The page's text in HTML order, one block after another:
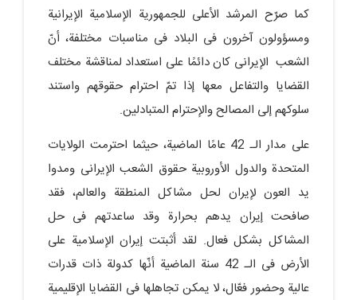
کما صرّح المرشد الأعلى للجمهوریة الإسلامیة الإیرانیة
ومسؤولون آخرون فی البلاد فی مناسبات مختلفة، أنّ
الشعب الإیرانی کان دائمًا على استعداد لمناقشة مختلف
القضایا والتفاعل معها إذا تمّ احترام حقوقهم واستند
سلوکهم إلى المصالح والإحترام المتبادلین.
على مدار الـ 42 عامًا الماضیة، حیثما احترمت الولایات
المتحدة والدول الأوروبیة حقوق الشعب الإیرانی ومدوا
ید العون لإیران لحل مشاکل المنطقة والعالم، فقد
صافحت إیران یدهم بحرارة وقد ساعدتهم فی حل
المشاکل بشکل فعال. لقد أثبتت إیران الإسلامیة على
الأرض فی الـ 42 سنة الماضیة أنّها کدولة ذات قدرات
عالیة وحضور فعّال، لا یمکن تجاهلها فی القضایا الإقلیمیة